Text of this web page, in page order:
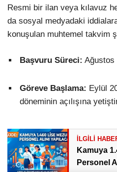
Resmi bir ilan veya kılavuz
da sosyal medyadaki
konuşulan muhtemel takvim
Başvuru Süreci: Ağustos
Göreve Başlama: Eylül
döneminin açılışına
Kamuya
Personel